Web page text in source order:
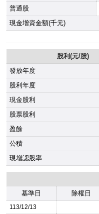
普通股
現金增資金額(千元)
股利(元/股)
發放年度
股利年度
現金股利
股票股利
盈餘
公積
現增認股率
基準日 除權日
113/12/13